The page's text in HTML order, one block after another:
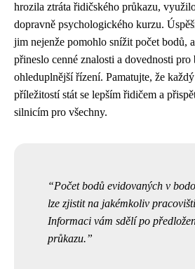
hrozila ztráta řidičského průkazu,
dopravně psychologického kurzu.
jim nejenže pomohlo snížit počet bodů,
přineslo cenné znalosti a dovednosti pro
ohleduplnější řízení. Pamatujte, že
příležitostí stát se lepším řidičem a
silnicím pro všechny.
Počet bodů evidovaných v
lze zjistit na jakémkoliv
Informaci vám sdělí po
průkazu.